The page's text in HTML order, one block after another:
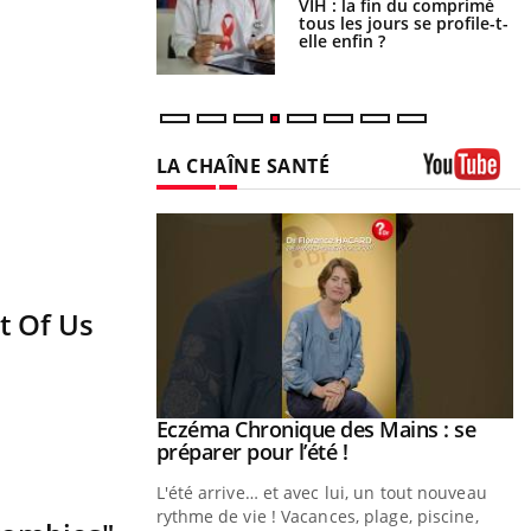
Of Us
VIH : la fin du comprimé
tous les jours se profile-t-
elle enfin ?
LA CHAÎNE SANTÉ
Youtube
Eczéma Chronique des Mains : se
préparer pour l’été !Youtube
L'été arrive… et avec lui, un tout nouveau
rythme de vie ! Vacances, plage, piscine,